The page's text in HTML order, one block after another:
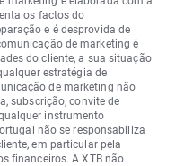
os factos do
e é desprovida de
de marketing é
do cliente, a sua situação
estratégia de
de marketing não
subscrição, convite de
instrumento
não se responsabiliza
em particular pela
financeiros. A XTB não